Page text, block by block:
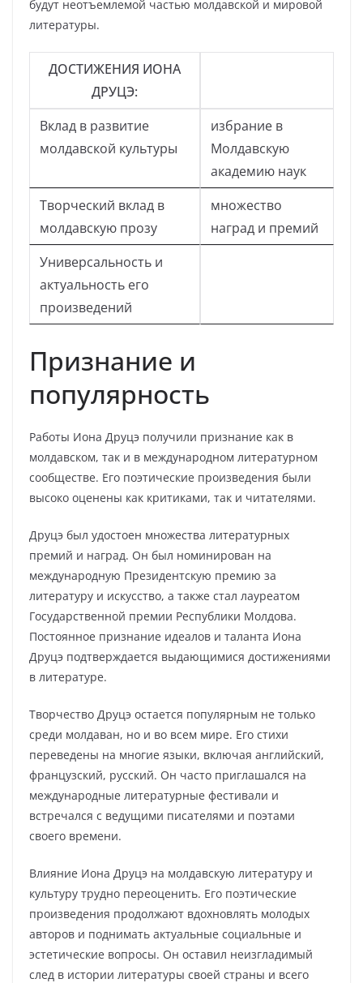
будут неотъемлемой частью молдавской и мировой
литературы.
ДОСТИЖЕНИЯ ИОНА
ДРУЦЭ:
Вклад в развитие
молдавской культуры
избрание в
Молдавскую
академию наук
Творческий вклад в
молдавскую прозу
множество
наград и премий
Универсальность и
актуальность его
произведений
Признание и
популярность
Работы Иона Друцэ получили признание как в
молдавском, так и в международном литературном
сообществе. Его поэтические произведения были
высоко оценены как критиками, так и читателями.
Друцэ был удостоен множества литературных
премий и наград. Он был номинирован на
международную Президентскую премию за
литературу и искусство, а также стал лауреатом
Государственной премии Республики Молдова.
Постоянное признание идеалов и таланта Иона
Друцэ подтверждается выдающимися достижениями
в литературе.
Творчество Друцэ остается популярным не только
среди молдаван, но и во всем мире. Его стихи
переведены на многие языки, включая английский,
французский, русский. Он часто приглашался на
международные литературные фестивали и
встречался с ведущими писателями и поэтами
своего времени.
Влияние Иона Друцэ на молдавскую литературу и
культуру трудно переоценить. Его поэтические
произведения продолжают вдохновлять молодых
авторов и поднимать актуальные социальные и
эстетические вопросы. Он оставил неизгладимый
след в истории литературы своей страны и всего